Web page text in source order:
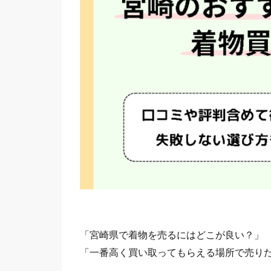
「宮崎県で着物を売るにはどこが良い？」
「一番高く買い取ってもらえる場所で売り